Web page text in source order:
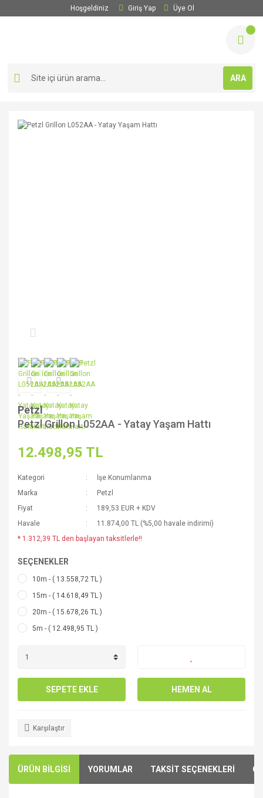
Hoşgeldiniz Giriş Yap Üye Ol
ARA
Petzl
Petzl Grillon L052AA - Yatay Yaşam Hattı
12.498,95 TL
Kategori
İşe Konumlanma
Marka
Petzl
Fiyat
189,53 EUR + KDV
Havale
11.874,00 TL (%5,00 havale indirimi)
* 1.312,39 TL den başlayan taksitlerle!!
SEÇENEKLER
10m - ( 13.558,72 TL )
15m - ( 14.618,49 TL )
20m - ( 15.678,26 TL )
5m - ( 12.498,95 TL )
SEPETE EKLE HEMEN AL
Karşılaştır
ÜRÜN BİLGİSİ YORUMLAR TAKSİT SEÇENEKLERİ